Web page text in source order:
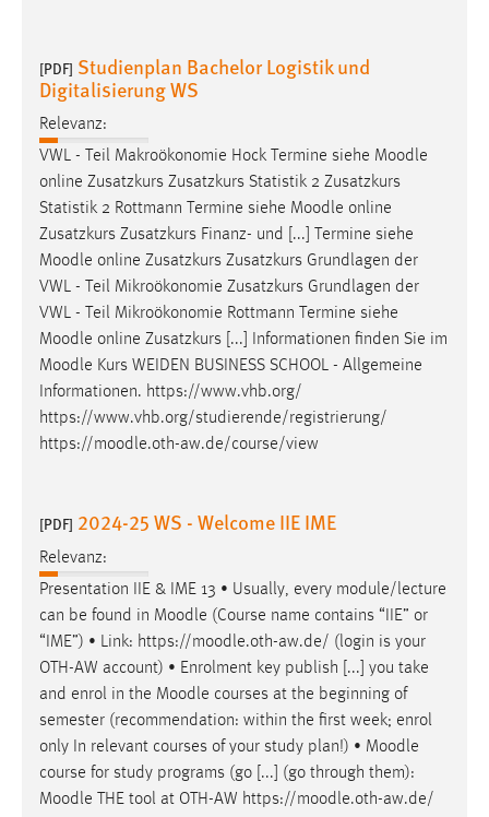
[PDF] Studienplan Bachelor Logistik und
Digitalisierung WS
Relevanz:
VWL - Teil Makroökonomie Hock Termine siehe Moodle
online Zusatzkurs Zusatzkurs Statistik 2 Zusatzkurs
Statistik 2 Rottmann Termine siehe Moodle online
Zusatzkurs Zusatzkurs Finanz- und [...] Termine siehe
Moodle online Zusatzkurs Zusatzkurs Grundlagen der
VWL - Teil Mikroökonomie Zusatzkurs Grundlagen der
VWL - Teil Mikroökonomie Rottmann Termine siehe
Moodle online Zusatzkurs [...] Informationen finden Sie im
Moodle Kurs WEIDEN BUSINESS SCHOOL - Allgemeine
Informationen. https://www.vhb.org/
https://www.vhb.org/studierende/registrierung/
https://moodle.oth-aw.de/course/view
[PDF] 2024-25 WS - Welcome IIE IME
Relevanz:
Presentation IIE & IME 13 • Usually, every module/lecture
can be found in Moodle (Course name contains “IIE” or
“IME”) • Link: https://moodle.oth-aw.de/ (login is your
OTH-AW account) • Enrolment key publish [...] you take
and enrol in the Moodle courses at the beginning of
semester (recommendation: within the first week; enrol
only In relevant courses of your study plan!) • Moodle
course for study programs (go [...] (go through them):
Moodle THE tool at OTH-AW https://moodle.oth-aw.de/